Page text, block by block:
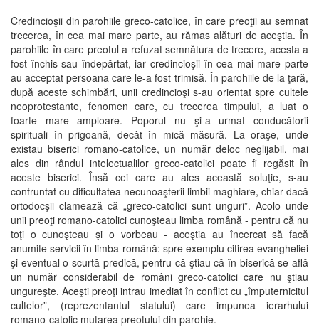
Credincioşii din parohiile greco-catolice, în care preoţii au semnat
trecerea, în cea mai mare parte, au rămas alături de aceştia. În
parohiile în care preotul a refuzat semnătura de trecere, acesta a
fost închis sau îndepărtat, iar credincioşii în cea mai mare parte
au acceptat persoana care le-a fost trimisă. În parohiile de la ţară,
după aceste schimbări, unii credincioşi s-au orientat spre cultele
neoprotestante, fenomen care, cu trecerea timpului, a luat o
foarte mare amploare. Poporul nu şi-a urmat conducătorii
spirituali în prigoană, decât în mică măsură. La oraşe, unde
existau biserici romano-catolice, un număr deloc neglijabil, mai
ales din rândul intelectualilor greco-catolici poate fi regăsit în
aceste biserici. Însă cei care au ales această soluţie, s-au
confruntat cu dificultatea necunoaşterii limbii maghiare, chiar dacă
ortodocşii clamează că „greco-catolici sunt unguri”. Acolo unde
unii preoţi romano-catolici cunoşteau limba română - pentru că nu
toţi o cunoşteau şi o vorbeau - aceştia au încercat să facă
anumite servicii în limba română: spre exemplu citirea evangheliei
şi eventual o scurtă predică, pentru că ştiau că în biserică se află
un număr considerabil de români greco-catolici care nu ştiau
ungureşte. Aceşti preoţi intrau imediat în conflict cu „împuternicitul
cultelor”, (reprezentantul statului) care impunea ierarhului
romano-catolic mutarea preotului din parohie.